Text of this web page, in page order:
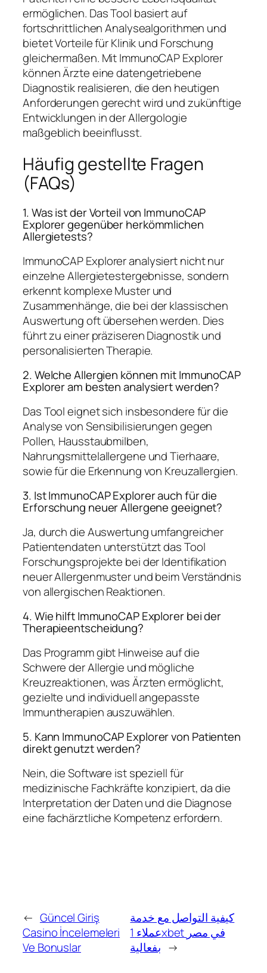
ermöglichen. Das Tool basiert auf
fortschrittlichen Analysealgorithmen und
bietet Vorteile für Klinik und Forschung
gleichermaßen. Mit ImmunoCAP Explorer
können Ärzte eine datengetriebene
Diagnostik realisieren, die den heutigen
Anforderungen gerecht wird und zukünftige
Entwicklungen in der Allergologie
maßgeblich beeinflusst.
Häufig gestellte Fragen
(FAQs)
1. Was ist der Vorteil von ImmunoCAP
Explorer gegenüber herkömmlichen
Allergietests?
ImmunoCAP Explorer analysiert nicht nur
einzelne Allergietestergebnisse, sondern
erkennt komplexe Muster und
Zusammenhänge, die bei der klassischen
Auswertung oft übersehen werden. Dies
führt zu einer präziseren Diagnostik und
personalisierten Therapie.
2. Welche Allergien können mit ImmunoCAP
Explorer am besten analysiert werden?
Das Tool eignet sich insbesondere für die
Analyse von Sensibilisierungen gegen
Pollen, Hausstaubmilben,
Nahrungsmittelallergene und Tierhaare,
sowie für die Erkennung von Kreuzallergien.
3. Ist ImmunoCAP Explorer auch für die
Erforschung neuer Allergene geeignet?
Ja, durch die Auswertung umfangreicher
Patientendaten unterstützt das Tool
Forschungsprojekte bei der Identifikation
neuer Allergenmuster und beim Verständnis
von allergischen Reaktionen.
4. Wie hilft ImmunoCAP Explorer bei der
Therapieentscheidung?
Das Programm gibt Hinweise auf die
Schwere der Allergie und mögliche
Kreuzreaktionen, was Ärzten ermöglicht,
gezielte und individuell angepasste
Immuntherapien auszuwählen.
5. Kann ImmunoCAP Explorer von Patienten
direkt genutzt werden?
Nein, die Software ist speziell für
medizinische Fachkräfte konzipiert, da die
Interpretation der Daten und die Diagnose
eine fachärztliche Kompetenz erfordern.
← Güncel Giriş
Casino İncelemeleri
Ve Bonuslar
كيفية التواصل مع خدمة
عملاء 1xbet في مصر
بفعالية →